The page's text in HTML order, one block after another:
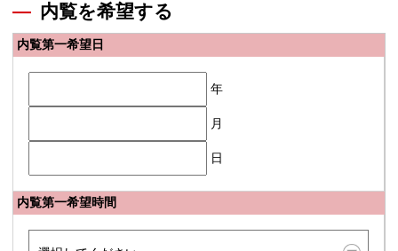
内覧を希望する
内覧第一希望日
年
月
日
内覧第一希望時間